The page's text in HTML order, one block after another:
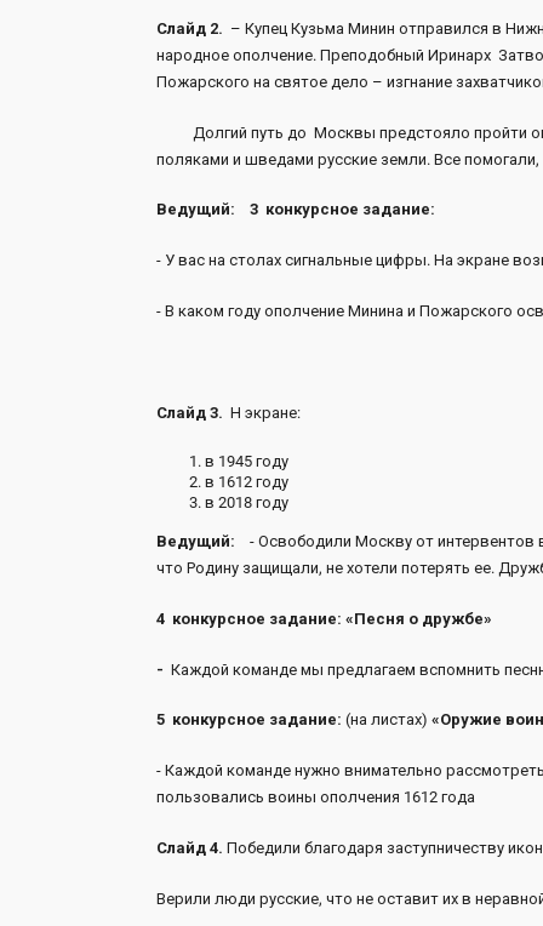
Слайд 2. – Купец Кузьма Минин отправился в
народное ополчение. Преподобный Иринарх
Пожарского на святое дело – изгнание
Долгий путь до Москвы предстояло пройти
поляками и шведами русские земли. Все
Ведущий: 3 конкурсное задание:
- У вас на столах сигнальные цифры. На экране
- В каком году ополчение Минина и Пожарского
Слайд 3. Н экране:
в 1945 году
в 1612 году
в 2018 году
Ведущий:
- Освободили Москву от интервентов
что Родину защищали, не хотели потерять ее.
4 конкурсное задание: «Песня о дружбе»
- Каждой команде мы предлагаем вспомнить
5 конкурсное задание: (на листах) «Оружие
- Каждой команде нужно внимательно
пользовались воины ополчения 1612 года
Слайд 4. Победили благодаря заступничеству
Верили люди русские, что не оставит их в